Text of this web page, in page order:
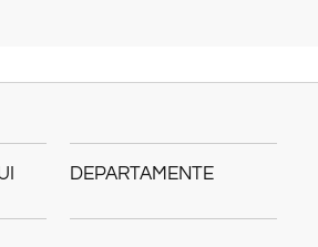
DEPARTAMENTE